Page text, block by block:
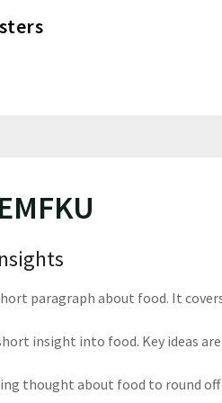
paragraph about food. It
insight into food. Key ideas
thought about food to round